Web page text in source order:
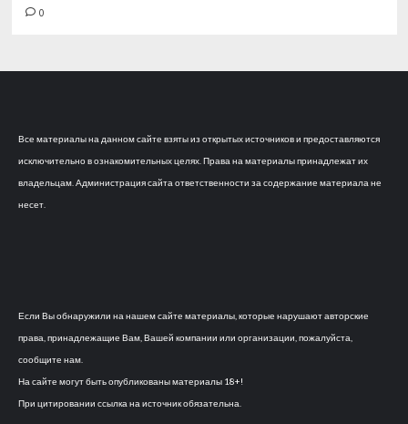
0
Все материалы на данном сайте взяты из открытых источников и предоставляются
исключительно в ознакомительных целях. Права на материалы принадлежат их
владельцам. Администрация сайта ответственности за содержание материала не
несет.
Если Вы обнаружили на нашем сайте материалы, которые нарушают авторские
права, принадлежащие Вам, Вашей компании или организации, пожалуйста,
сообщите нам.
На сайте могут быть опубликованы материалы 18+!
При цитировании ссылка на источник обязательна.